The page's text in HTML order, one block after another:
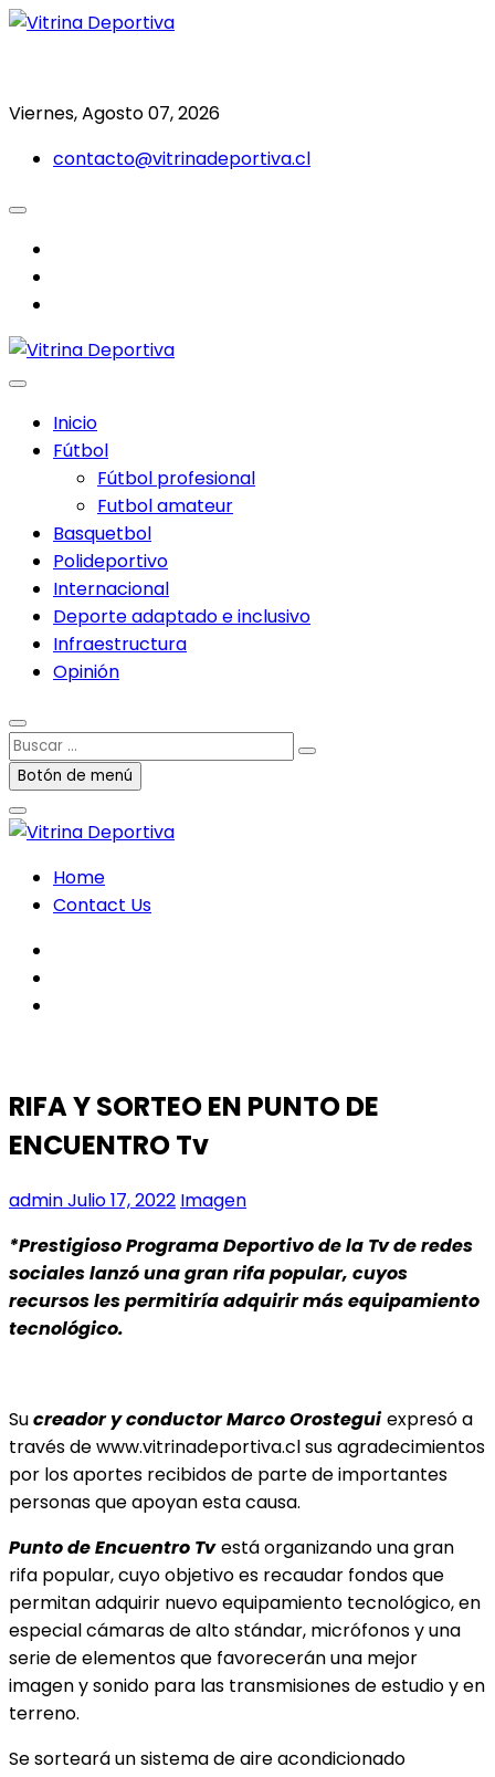
Saltar
Viernes, Agosto 07, 2026
contacto@vitrinadeportiva.cl
Inicio
Fútbol
Fútbol profesional
Futbol amateur
Basquetbol
Polideportivo
Internacional
Deporte adaptado e inclusivo
Infraestructura
Opinión
Buscar
…Botón de menú
Home
Contact Us
RIFA Y SORTEO EN PUNTO DE
ENCUENTRO Tv
adminJulio 17, 2022 Imagen
*Prestigioso Programa Deportivo de la Tv de redes
sociales lanzó una gran rifa popular, cuyos
recursos les permitiría adquirir más equipamiento
tecnológico.
Sucreador y conductor Marco Orostegui expresó a
través de www.vitrinadeportiva.cl sus agradecimientos
por los aportes recibidos de parte de importantes
personas que apoyan esta causa.
Punto de Encuentro Tv está organizando una gran
rifa popular, cuyo objetivo es recaudar fondos que
permitan adquirir nuevo equipamiento tecnológico, en
especial cámaras de alto stándar, micrófonos y una
serie de elementos que favorecerán una mejor
imagen y sonido para las transmisiones de estudio y en
terreno.
Se sorteará un sistema de aire acondicionado